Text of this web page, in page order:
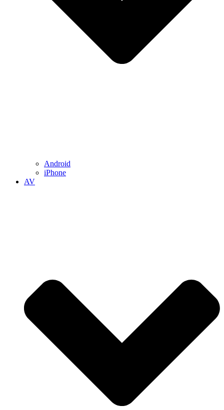
Android
iPhone
AV